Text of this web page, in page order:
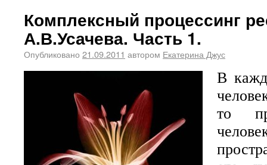
Комплексный процессинг
А.В.Усачева. Часть 1.
Опубликовано 21.09.2011 автором Екатерина Джус
В
то